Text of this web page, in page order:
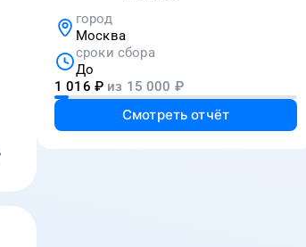
город
Москва
сроки сбора
До
1 016 ₽ из 15 000 ₽
Смотреть отчёт